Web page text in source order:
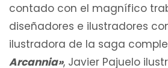
contado con el magnífico
diseñadores e ilustradores
ilustradora de la saga
Arcannia», Javier Pajuelo